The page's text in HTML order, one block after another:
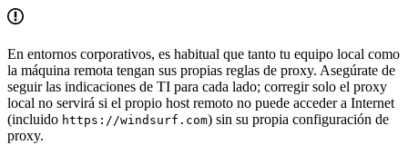
En entornos corporativos, es habitual que tanto tu equipo local como
la máquina remota tengan sus propias reglas de proxy. Asegúrate de
seguir las indicaciones de TI para cada lado; corregir solo el proxy
local no servirá si el propio host remoto no puede acceder a Internet
(incluido https://windsurf.com) sin su propia configuración de
proxy.